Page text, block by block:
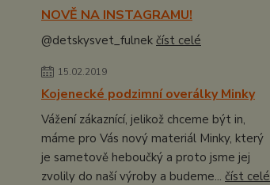
NOVĚ NA INSTAGRAMU!
@detskysvet_fulnek číst celé
15.02.2019
Kojenecké podzimní overálky Minky
Vážení zákaznící, jelikož chceme být in,
máme pro Vás nový materiál Minky, který
je sametově heboučký a proto jsme jej
zvolily do naší výroby a budeme... číst celé